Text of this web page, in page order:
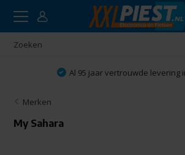
Al 95 jaar vertrouwde levering
Merken
My Sahara